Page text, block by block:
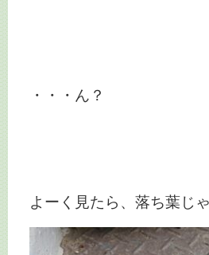
・・・ん？
よーく見たら、落ち葉じ